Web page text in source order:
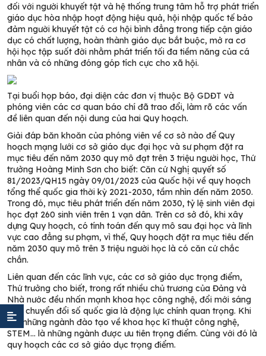
đối với người khuyết tật và hệ thống trung tâm hỗ trợ phát triển
giáo dục hòa nhập hoạt động hiệu quả, hội nhập quốc tế bảo
đảm người khuyết tật có cơ hội bình đẳng trong tiếp cận giáo
dục có chất lượng, hoàn thành giáo dục bắt buộc, mở ra cơ
hội học tập suốt đời nhằm phát triển tối đa tiềm năng của cá
nhân và có những đóng góp tích cực cho xã hội.
Tại buổi họp báo, đại diện các đơn vị thuộc Bộ GDĐT và
phóng viên các cơ quan báo chí đã trao đổi, làm rõ các vấn
đề liên quan đến nội dung của hai Quy hoạch.
Giải đáp băn khoăn của phóng viên về cơ sở nào để Quy
hoạch mạng lưới cơ sở giáo dục đại học và sư phạm đặt ra
mục tiêu đến năm 2030 quy mô đạt trên 3 triệu người học, Thứ
trưởng Hoàng Minh Sơn cho biết: Căn cứ Nghị quyết số
81/2023/QH15 ngày 09/01/2023 của Quốc hội về quy hoạch
tổng thể quốc gia thời kỳ 2021-2030, tầm nhìn đến năm 2050.
Trong đó, mục tiêu phát triển đến năm 2030, tỷ lệ sinh viên đại
học đạt 260 sinh viên trên 1 vạn dân. Trên cơ sở đó, khi xây
dựng Quy hoạch, có tính toán đến quy mô sau đại học và lĩnh
vực cao đẳng sư phạm, vì thế, Quy hoạch đặt ra mục tiêu đến
năm 2030 quy mô trên 3 triệu người học là có căn cứ chắc
chắn.
Liên quan đến các lĩnh vực, các cơ sở giáo dục trọng điểm,
Thứ trưởng cho biết, trong rất nhiều chủ trương của Đảng và
Nhà nước đều nhấn mạnh khoa học công nghệ, đổi mới sáng
tạo, chuyển đổi số quốc gia là động lực chính quan trọng. Khi
đó, những ngành đào tạo về khoa học kĩ thuật công nghệ,
STEM… là những ngành được ưu tiên trọng điểm. Cùng với đó là
quy hoạch các cơ sở giáo dục trọng điểm.